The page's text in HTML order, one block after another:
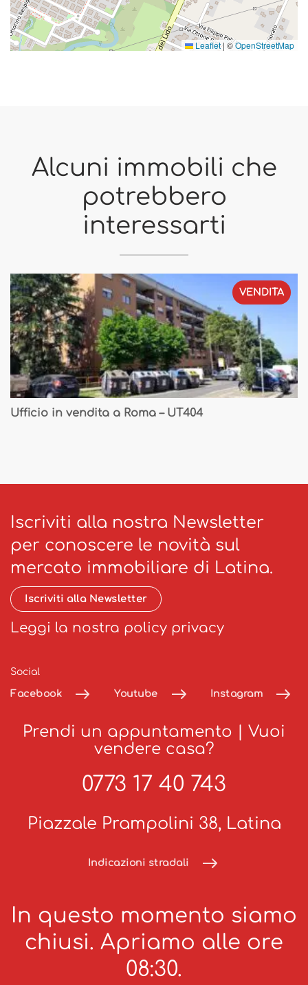
Leaflet | ©OpenStreetMap
Alcuni immobili che
potrebbero
interessarti
Ufficio in vendita a Roma – UT404
VENDITA
Iscriviti alla nostra Newsletter
per conoscere le novità sul
mercato immobiliare di Latina.
Iscriviti alla Newsletter
Leggi la nostra policy privacy
Social
Facebook Youtube Instagram
Prendi un appuntamento
Vuoi
vendere casa?
0773 17 40 743
Piazzale Prampolini 38, Latina
Indicazioni stradali
In questo momento siamo
chiusi. Apriamo alle ore
08:30.